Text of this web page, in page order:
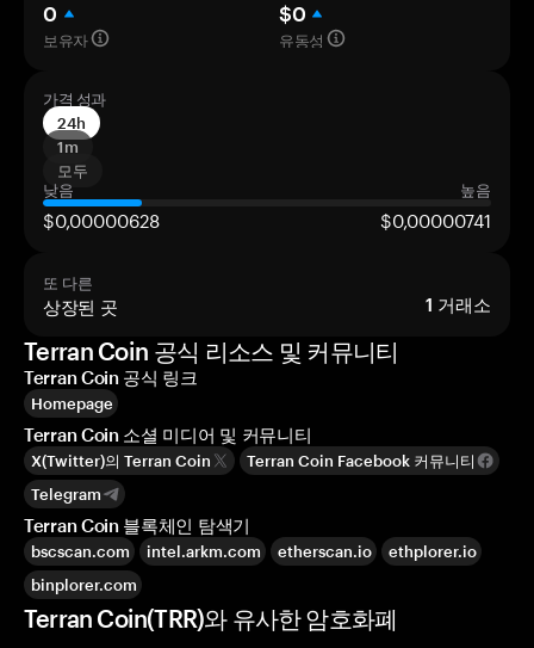
0
보유자
$0
유동성
가격 성과
24h
1m
모두
낮음
높음
$0,00000628 $0,00000741
또 다른
상장된 곳 1 거래소
Terran Coin 공식 리소스 및 커뮤니티
Terran Coin 공식 링크
Homepage
Terran Coin 소셜 미디어 및 커뮤니티
X(Twitter)의 Terran Coin
Terran Coin Facebook 커뮤니티
Telegram
Terran Coin 블록체인 탐색기
bscscan.com intel.arkm.com etherscan.io
ethplorer.io
binplorer.com
Terran Coin(TRR)와 유사한 암호화폐